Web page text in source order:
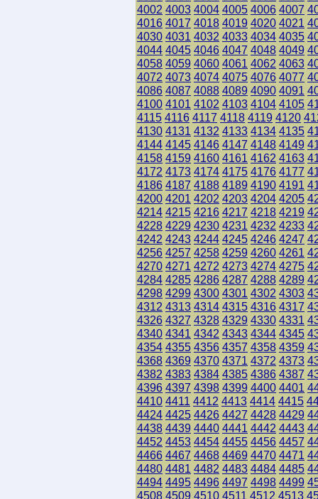
4002 4003 4004 4005 4006 4007
4016 4017 4018 4019 4020 4021
4030 4031 4032 4033 4034 4035
4044 4045 4046 4047 4048 4049
4058 4059 4060 4061 4062 4063
4072 4073 4074 4075 4076 4077
4086 4087 4088 4089 4090 4091
4100 4101 4102 4103 4104 4105
4115 4116 4117 4118 4119 4120
4130 4131 4132 4133 4134 4135
4144 4145 4146 4147 4148 4149
4158 4159 4160 4161 4162 4163
4172 4173 4174 4175 4176 4177
4186 4187 4188 4189 4190 4191
4200 4201 4202 4203 4204 4205
4214 4215 4216 4217 4218 4219
4228 4229 4230 4231 4232 4233
4242 4243 4244 4245 4246 4247
4256 4257 4258 4259 4260 4261
4270 4271 4272 4273 4274 4275
4284 4285 4286 4287 4288 4289
4298 4299 4300 4301 4302 4303
4312 4313 4314 4315 4316 4317
4326 4327 4328 4329 4330 4331
4340 4341 4342 4343 4344 4345
4354 4355 4356 4357 4358 4359
4368 4369 4370 4371 4372 4373
4382 4383 4384 4385 4386 4387
4396 4397 4398 4399 4400 4401
4410 4411 4412 4413 4414 4415
4424 4425 4426 4427 4428 4429
4438 4439 4440 4441 4442 4443
4452 4453 4454 4455 4456 4457
4466 4467 4468 4469 4470 4471
4480 4481 4482 4483 4484 4485
4494 4495 4496 4497 4498 4499
4508 4509 4510 4511 4512 4513